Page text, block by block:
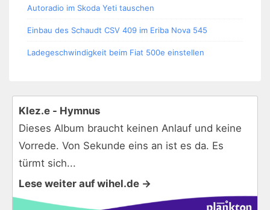
Autoradio im Skoda Yeti tauschen
Einbau des Schaudt CSV 409 im Eriba Nova 545
Ladegeschwindigkeit beim Fiat 500e einstellen
Klez.e - Hymnus
Dieses Album braucht keinen Anlauf und keine
Vorrede. Von Sekunde eins an ist es da. Es
türmt sich...
Lese weiter auf wihel.de →